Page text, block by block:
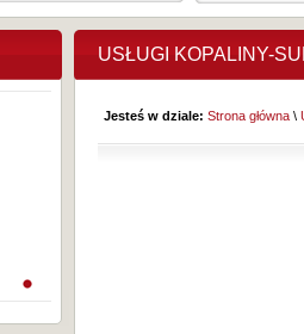
USŁUGI KOPALINY-
Jesteś w dziale: Strona główna \